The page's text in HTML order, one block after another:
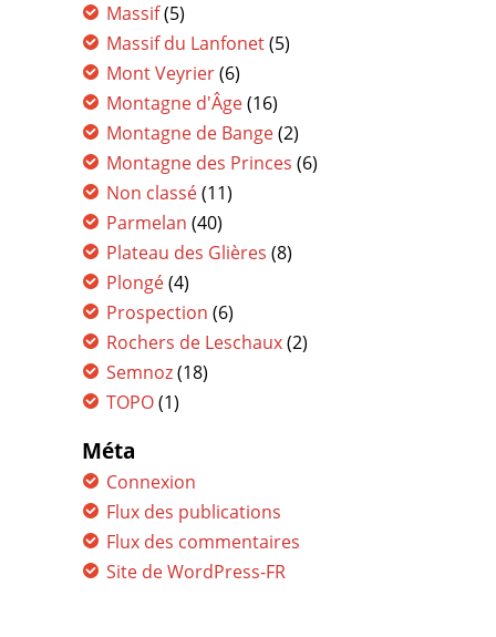
Massif(5)
Massif du Lanfonet(5)
Mont Veyrier(6)
Montagne d'Âge(16)
Montagne de Bange(2)
Montagne des Princes (6)
Non classé(11)
Parmelan (40)
Plateau des Glières (8)
Plongé(4)
Prospection (6)
Rochers de Leschaux(2)
Semnoz(18)
TOPO(1)
Méta
Connexion
Flux des publications
Flux des commentaires
Site de WordPress-FR